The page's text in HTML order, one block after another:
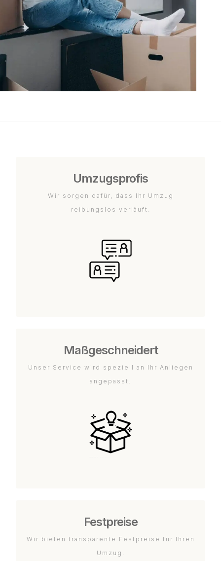
Umzugsprofis
Wir sorgen dafür, dass Ihr Umzug
reibungslos verläuft.
Maßgeschneidert
Unser Service wird speziell an Ihr Anliegen
angepasst.
Festpreise
Wir bieten transparente Festpreise für Ihren
Umzug.